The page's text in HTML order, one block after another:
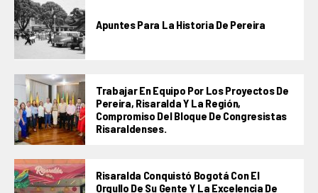
Apuntes Para La Historia De Pereira
Trabajar En Equipo Por Los Proyectos De
Pereira, Risaralda Y La Región,
Compromiso Del Bloque De Congresistas
Risaraldenses.
Risaralda Conquistó Bogotá Con El
Orgullo De Su Gente Y La Excelencia De